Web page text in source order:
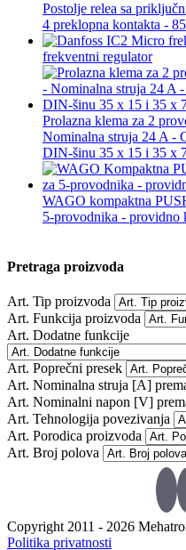
Postolje relea sa
4 preklopna kontakta -
frekventni regulator
Prolazna klema za 2
Nominalna struja 24 A -
DIN-šinu 35 x 15 i 35 x
WAGO kompaktna
5-provodnika - providno
Pretraga proizvoda
Art. Tip proizvoda
Art. Funkcija proizvoda
Art. Dodatne funkcije
Art. Poprečni presek
Art. Nominalna struja [A]
Art. Nominalni napon [V]
Art. Tehnologija povezivanja
Art. Porodica proizvoda
Art. Broj polova
Copyright 2011 - 2026
Politika privatnosti